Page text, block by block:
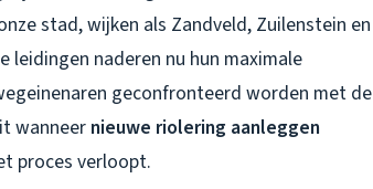
stad, wijken als Zandveld, Zuilenstein en
leidingen naderen nu hun maximale
geconfronteerd worden met de
wanneer nieuwe riolering aanleggen
proces verloopt.